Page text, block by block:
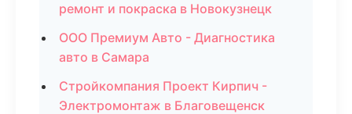
ремонт и покраска в Новокузнецк
ООО Премиум Авто - Диагностика
авто в Самара
Стройкомпания Проект Кирпич -
Электромонтаж в Благовещенск